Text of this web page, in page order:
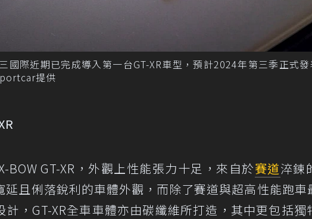
國際近期已完成導入第一台GT-XR車型，預計2024年第三季正式
提供
BOW GT-XR，外觀上性能張力十足，來自於賽道淬鍊
延且俐落銳利的車體外觀，而除了賽道與超高性能跑車
計，GT-XR全車車體亦由碳纖維所打造，其中更包括獨